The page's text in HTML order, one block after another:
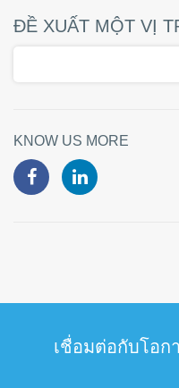
ĐỀ XUẤT MỘT VỊ
KNOW US MORE
เชื่อมต่อกับโอก